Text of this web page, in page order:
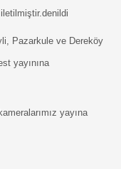
Pazarkule ve Dereköy
yayınına
yayına